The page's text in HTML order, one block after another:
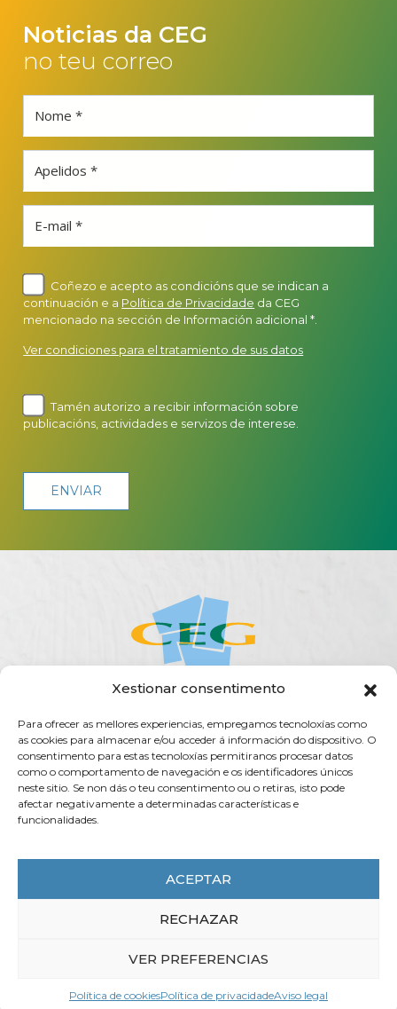
Xestionar consentimento
Para ofrecer as mellores experiencias, empregamos tecnoloxías como
as cookies para almacenar e/ou acceder á información do dispositivo. O
consentimento para estas tecnoloxías permitiranos procesar datos
como o comportamento de navegación e os identificadores únicos
neste sitio. Se non dás o teu consentimento ou o retiras, isto pode
afectar negativamente a determinadas características e
funcionalidades.
ACEPTAR
RECHAZAR
VER PREFERENCIAS
Política de cookiesPolítica de privacidadeAviso legal
Noticias da CEG
no teu correo
Nome *
Apelidos *
E-mail *
Coñezo e acepto as condicións que se indican a
continuación e a Política de Privacidade da CEG
mencionado na sección de Información adicional *.
Ver condiciones para el tratamiento de sus datos
Tamén autorizo a recibir información sobre
publicacións, actividades e servizos de interese.
ACERCA DA CEG ACTUALIDADE AXENDA
PUBLICACIÓNS
TRANSPARENCIA
Rúa do Vilar, 54 - 15705
Santiago de Compostela (España)
T. (+34) 981 555 888 F. (+34) 981 555 882
POLÍTICA DE COOKIES
SISTEMA INTERNO DE INFORMACIÓN